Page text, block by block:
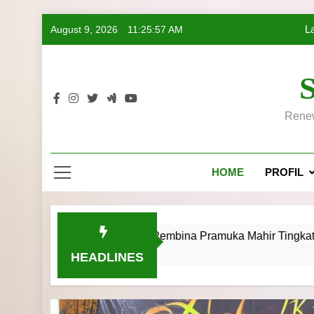
August 9, 2026 11:25:58 AM
HOME PROFIL
HEADLINES
Kursus Pembina Pramuka Mahir Tingkat Dasar (KMD)